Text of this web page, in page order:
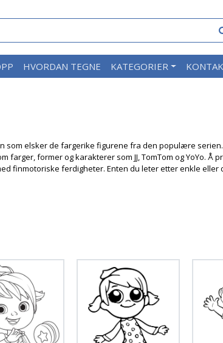
HVORDAN TEGNE KATEGORIER
som elsker de fargerike figurene fra den populære
former og karakterer som JJ, TomTom og YoYo. Å
finmotoriske ferdigheter. Enten du leter etter enkle